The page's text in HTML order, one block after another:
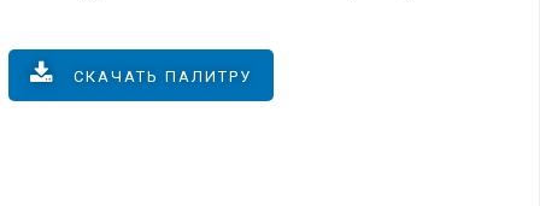
СКАЧАТЬ ПАЛИТРУ